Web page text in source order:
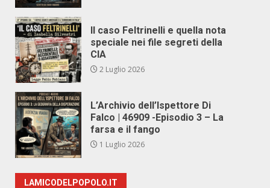
Il caso Feltrinelli e quella nota
speciale nei file segreti della
CIA
2 Luglio 2026
L’Archivio dell’Ispettore Di
Falco | 46909 -Episodio 3 – La
farsa e il fango
1 Luglio 2026
LAMICODELPOPOLO.IT